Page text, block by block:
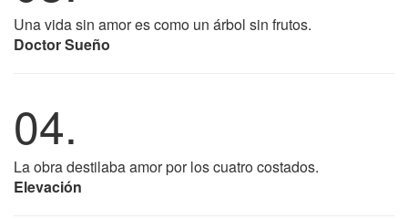
Una vida sin amor es como un árbol sin frutos.
Doctor Sueño
04.
La obra destilaba amor por los cuatro costados.
Elevación